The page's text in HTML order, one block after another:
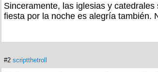
Sinceramente, las iglesias y
fiesta por la noche es alegría también.
#2 scriptthetroll